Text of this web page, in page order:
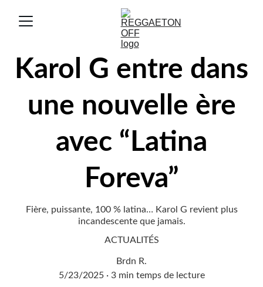
Karol G entre dans
une nouvelle ère
avec “Latina
Foreva”
Fière, puissante, 100 % latina… Karol G revient plus
incandescente que jamais.
ACTUALITÉS
Brdn R.
5/23/2025
3 min temps de lecture